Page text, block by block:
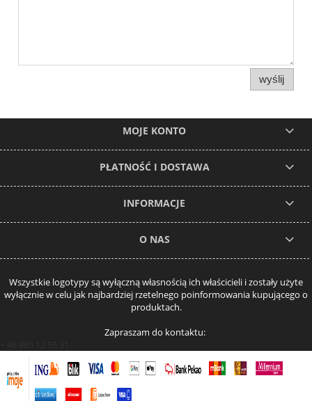
wyślij
MOJE KONTO
PŁATNOŚĆ I DOSTAWA
INFORMACJE
O NAS
Wszystkie logotypy są wyłączną własnością ich właścicieli i zostały użyte
wyłącznie w celu jak najbardziej rzetelnego poinformowania kupującego o
produktach.
Zapraszam do kontaktu: